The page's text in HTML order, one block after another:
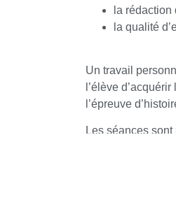
la rédaction
la qualité
Un travail
l’élève
l’épreuve
Les séances